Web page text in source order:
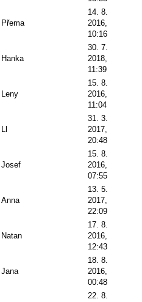
Přema
14. 8.
2016,
10:16
Hanka
30. 7.
2018,
11:39
Leny
15. 8.
2016,
11:04
31. 3.
2017,
20:48
Josef
15. 8.
2016,
07:55
Anna
13. 5.
2017,
22:09
Natan
17. 8.
2016,
12:43
Jana
18. 8.
2016,
00:48
22. 8.